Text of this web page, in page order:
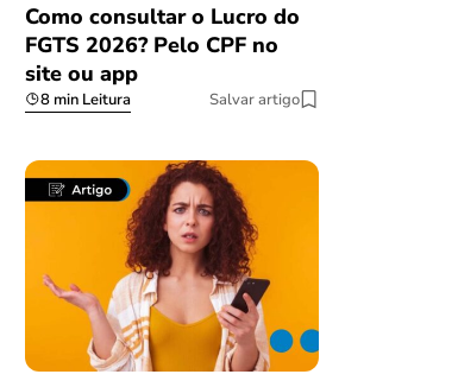
Como consultar o Lucro do
FGTS 2026? Pelo CPF no
site ou app
8 min Leitura Salvar artigo